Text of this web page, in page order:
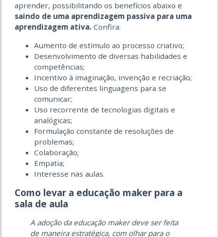
aprender, possibilitando os benefícios abaixo e
saindo de uma aprendizagem passiva para uma
aprendizagem ativa. Confira:
Aumento de estímulo ao processo criativo;
Desenvolvimento de diversas habilidades e
competências;
Incentivo à imaginação, invenção e recriação;
Uso de diferentes linguagens para se
comunicar;
Uso recorrente de tecnologias digitais e
analógicas;
Formulação constante de resoluções de
problemas;
Colaboração;
Empatia;
Interesse nas aulas.
Como levar a educação maker para a
sala de aula
A adoção da educação maker deve ser feita
de maneira estratégica, com olhar para o